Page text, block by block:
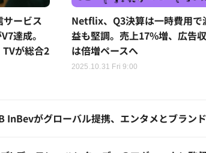
ービス
達成。
が総合2
Netflix、Q3決算は一時費用で
益も堅調。売上17%増、広告
は倍増ペースへ
2025.10.31 Fri 9:00
がグローバル提携、エンタメとブラン